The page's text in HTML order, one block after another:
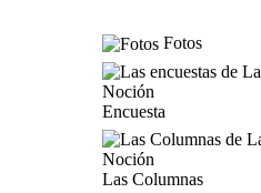
Fotos
Encuesta
Las Columnas